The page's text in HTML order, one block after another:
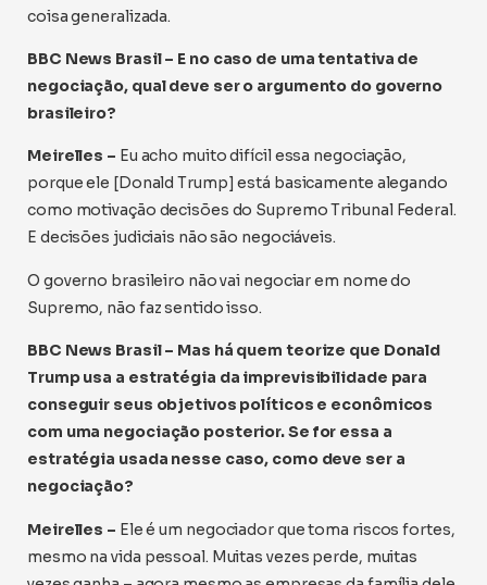
coisa generalizada.
BBC News Brasil – E no caso de uma tentativa de
negociação, qual deve ser o argumento do governo
brasileiro?
Meirelles – Eu acho muito difícil essa negociação,
porque ele [Donald Trump] está basicamente alegando
como motivação decisões do Supremo Tribunal Federal.
E decisões judiciais não são negociáveis.
O governo brasileiro não vai negociar em nome do
Supremo, não faz sentido isso.
BBC News Brasil – Mas há quem teorize que Donald
Trump usa a estratégia da imprevisibilidade para
conseguir seus objetivos políticos e econômicos
com uma negociação posterior. Se for essa a
estratégia usada nesse caso, como deve ser a
negociação?
Meirelles – Ele é um negociador que toma riscos fortes,
mesmo na vida pessoal. Muitas vezes perde, muitas